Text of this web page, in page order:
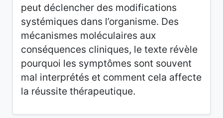
peut déclencher des modifications
systémiques dans l’organisme. Des
mécanismes moléculaires aux
conséquences cliniques, le texte révèle
pourquoi les symptômes sont souvent
mal interprétés et comment cela affecte
la réussite thérapeutique.